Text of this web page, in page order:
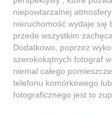
niepowtarzalnej
nieruchomość wydaje się
przede wszystkim
Dodatkowo, poprzez
szerokokątnych fotograf
niemal całego
telefonu komórkowego
fotograficznego jest to